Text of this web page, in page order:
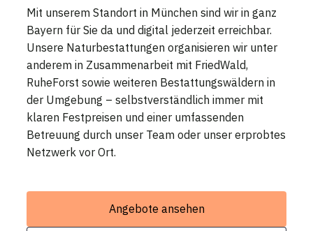
Mit unserem Standort in München sind wir in ganz
Bayern für Sie da und digital jederzeit erreichbar.
Unsere Naturbestattungen organisieren wir unter
anderem in Zusammenarbeit mit FriedWald,
RuheForst sowie weiteren Bestattungswäldern in
der Umgebung – selbstverständlich immer mit
klaren Festpreisen und einer umfassenden
Betreuung durch unser Team oder unser erprobtes
Netzwerk vor Ort.
Angebote ansehen